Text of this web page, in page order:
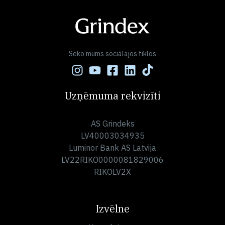
Seko mums sociālajos tīklos
Uzņēmuma rekvizīti
AS Grindeks
LV40003034935
Luminor Bank AS Latvija
LV22RIKO0000081829006
RIKOLV2X
Izvēlne